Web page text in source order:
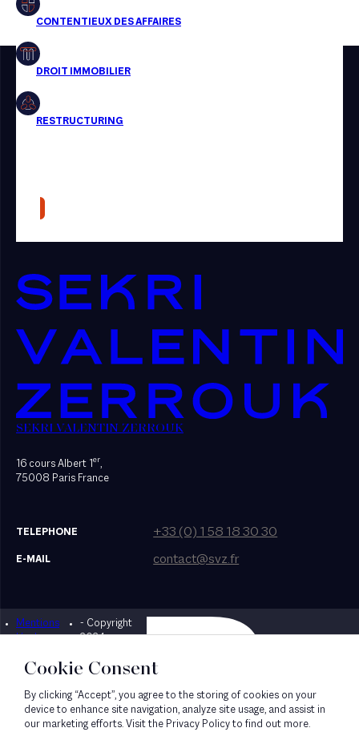
Droit immobilier
Restructuring
Presse
Aucun résultats pour cette recherche
SEKRI VALENTIN ZERROUK
16 cours Albert 1er,
75008 Paris France
TELEPHONE +33 (0) 1 58 18 30 30
E-MAIL contact@svz.fr
Mentions
légales
- Copyright
2024
Designed by Bonhomme
Cookie Consent
By clicking “Accept”, you agree to the storing of cookies on your
device to enhance site navigation, analyze site usage, and assist in
our marketing efforts. Visit the Privacy Policy to find out more.